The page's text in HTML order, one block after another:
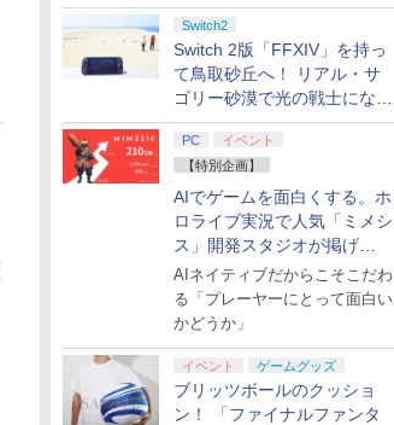
Switch2
Switch 2版「FFXIV」を持っ
て鳥取砂丘へ！ リアル・サ
ゴリー砂漠で光の戦士になっ
てみた
PC
イベント
【特別企画】
AIでゲームを面白くする。ホ
ロライブ実況で人気「ミメシ
ス」開発スタジオが掲げ
る“AI活用の信念”とは？【講
演レポート】
AIネイティブだからこそこだわ
る「プレーヤーにとって面白い
かどうか」
イベント ゲームグッズ
ブリッツボールのクッショ
ン！ 「ファイナルファンタ